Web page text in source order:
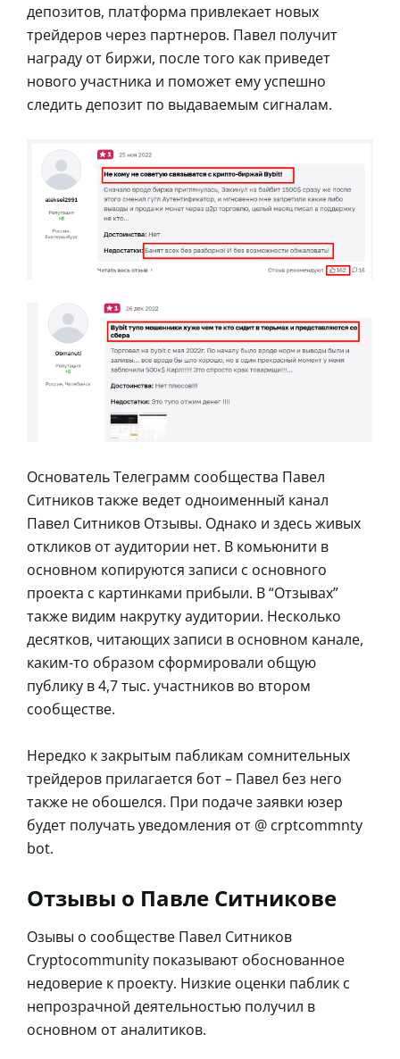
депозитов, платформа привлекает новых
трейдеров через партнеров. Павел получит
награду от биржи, после того как приведет
нового участника и поможет ему успешно
следить депозит по выдаваемым сигналам.
Основатель Телеграмм сообщества Павел
Ситников также ведет одноименный канал
Павел Ситников Отзывы. Однако и здесь живых
откликов от аудитории нет. В комьюнити в
основном копируются записи с основного
проекта с картинками прибыли. В “Отзывах”
также видим накрутку аудитории. Несколько
десятков, читающих записи в основном канале,
каким-то образом сформировали общую
публику в 4,7 тыс. участников во втором
сообществе.
Нередко к закрытым пабликам сомнительных
трейдеров прилагается бот – Павел без него
также не обошелся. При подаче заявки юзер
будет получать уведомления от @ crptcommnty
bot.
Отзывы о Павле Ситникове
Озывы о сообществе Павел Ситников
Cryptocommunity показывают обоснованное
недоверие к проекту. Низкие оценки паблик с
непрозрачной деятельностью получил в
основном от аналитиков.